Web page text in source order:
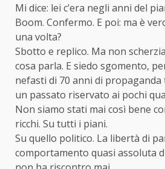
Mi dice: lei c’era negli anni del
Boom. Confermo. E poi: ma è
una volta?
Sbotto e replico. Ma non
cosa parla. E siedo sgomento,
nefasti di 70 anni di
un passato riservato ai pochi
Non siamo stati mai così bene
ricchi. Su tutti i piani.
Su quello politico. La libertà di
comportamento quasi assoluta